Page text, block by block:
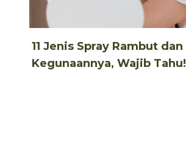
11 Jenis Spray Rambut dan
Kegunaannya, Wajib Tahu!